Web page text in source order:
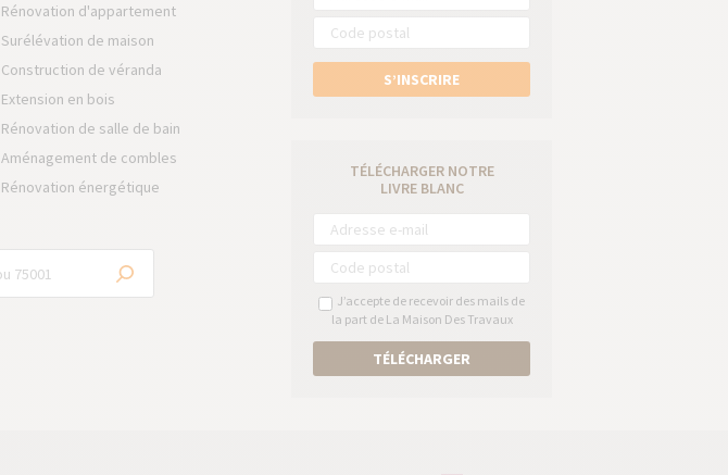
Rénovation d'appartement
Surélévation de maison
Construction de véranda
Extension en bois
Rénovation de salle de bain
Aménagement de combles
Rénovation énergétique
S’INSCRIRE
TÉLÉCHARGER NOTRE
LIVRE BLANC
J’accepte de recevoir des mails de
la part de La Maison Des Travaux
TÉLÉCHARGER